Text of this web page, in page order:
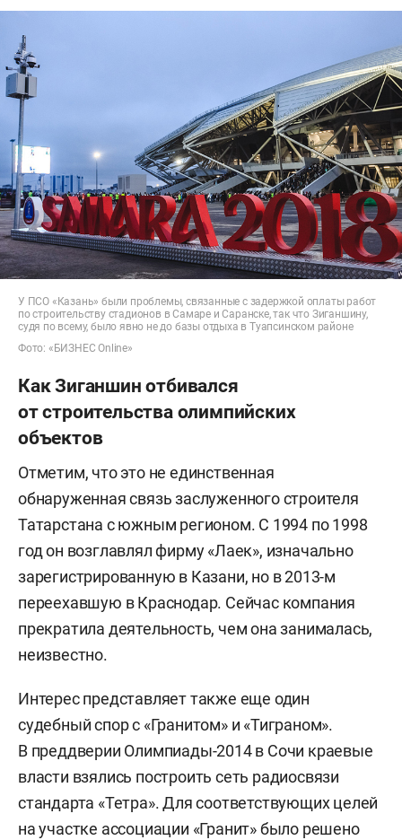
У ПСО «Казань» были проблемы, связанные с задержкой оплаты работ
по строительству стадионов в Самаре и Саранске, так что Зиганшину,
судя по всему, было явно не до базы отдыха в Туапсинском районе
Фото: «БИЗНЕС Online»
Как Зиганшин отбивался
от строительства олимпийских
объектов
Отметим, что это не единственная
обнаруженная связь заслуженного строителя
Татарстана с южным регионом. С 1994 по 1998
год он возглавлял фирму «Лаек», изначально
зарегистрированную в Казани, но в 2013-м
переехавшую в Краснодар. Сейчас компания
прекратила деятельность, чем она занималась,
неизвестно.
Интерес представляет также еще один
судебный спор с «Гранитом» и «Тиграном».
В преддверии Олимпиады-2014 в Сочи краевые
власти взялись построить сеть радиосвязи
стандарта «Тетра». Для соответствующих целей
на участке ассоциации «Гранит» было решено